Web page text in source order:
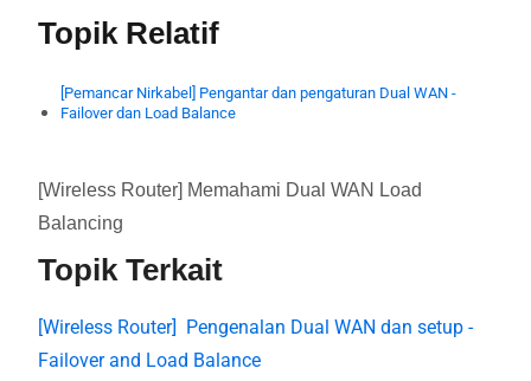
Topik Relatif
[Pemancar Nirkabel] Pengantar dan pengaturan Dual WAN -
Failover dan Load Balance
[Wireless Router] Memahami Dual WAN Load
Balancing
Topik Terkait
[Wireless Router] Pengenalan Dual WAN dan setup -
Failover and Load Balance